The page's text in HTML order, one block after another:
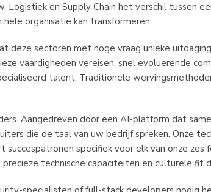
Logistiek en Supply Chain het verschil tussen
organisatie kan transformeren.
deze sectoren met hoge vraag unieke
vaardigheden vereisen, snel evoluerende
talent. Traditionele
Aangedreven door een AI-platform dat
die de taal van uw bedrijf spreken. Onze
specifiek voor elk van onze zes
technische capaciteiten en culturele fit